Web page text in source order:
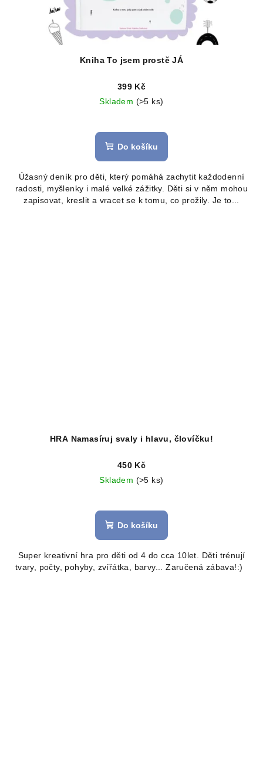
Kniha To jsem prostě JÁ
399 Kč
Skladem (>5 ks)
hodnocení
produktu
z
5
hvězdiček.
Do košíku
Úžasný deník pro děti, který pomáhá zachytit každodenní
radosti, myšlenky i malé velké zážitky. Děti si v něm mohou
zapisovat, kreslit a vracet se k tomu, co prožily. Je to...
HRA Namasíruj svaly i hlavu, človíčku!
450 Kč
Skladem (>5 ks)
hodnocení
produktu
z
5
Do košíku
Super kreativní hra pro děti od 4 do cca 10let. Děti trénují
tvary, počty, pohyby, zvířátka, barvy... Zaručená zábava!:)